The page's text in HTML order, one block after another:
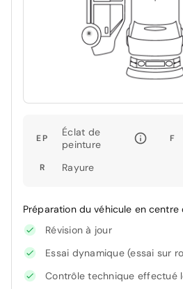
EP
Éclat de
peinture
F
R Rayure
Préparation du véhicule en
Révision à jour
Essai dynamique (essai sur
Contrôle technique effectué